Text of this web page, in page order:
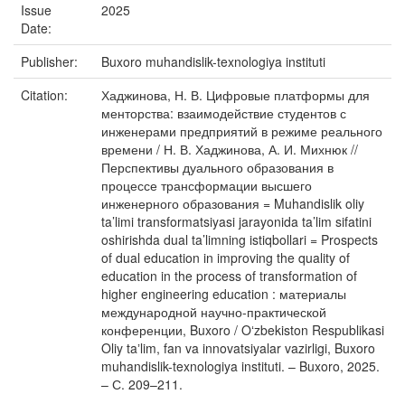
Issue
Date:
2025
Publisher:
Buxoro muhandislik-texnologiya instituti
Citation:
Хаджинова, Н. В. Цифровые платформы для
менторства: взаимодействие студентов с
инженерами предприятий в режиме реального
времени / Н. В. Хаджинова, А. И. Михнюк //
Перспективы дуального образования в
процессе трансформации высшего
инженерного образования = Muhandislik oliy
ta’limi transformatsiyasi jarayonida ta’lim sifatini
oshirishda dual ta’limning istiqbollari = Prospects
of dual education in improving the quality of
education in the process of transformation of
higher engineering education : материалы
международной научно-практической
конференции, Buxoro / Oʻzbekiston Respublikasi
Oliy taʼlim, fan va innovatsiyalar vazirligi, Buxoro
muhandislik-texnologiya instituti. – Buxoro, 2025.
– С. 209–211.